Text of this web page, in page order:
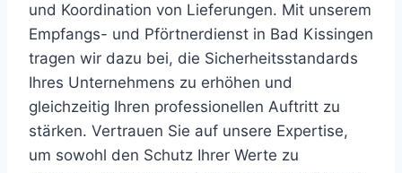
und Koordination von Lieferungen. Mit unserem
Empfangs- und Pförtnerdienst in Bad Kissingen
tragen wir dazu bei, die Sicherheitsstandards
Ihres Unternehmens zu erhöhen und
gleichzeitig Ihren professionellen Auftritt zu
stärken. Vertrauen Sie auf unsere Expertise,
um sowohl den Schutz Ihrer Werte zu